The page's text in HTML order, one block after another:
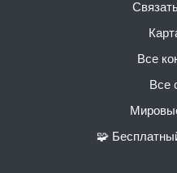
Все
Все
🧩